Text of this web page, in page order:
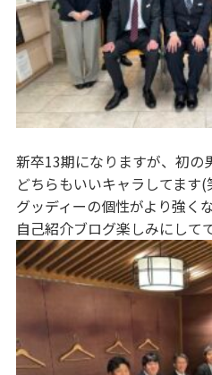
新卒13期になりますが、初の
どちらもいいキャラしてます(
グッディーの個性がより強く
自己紹介ブログ楽しみにして